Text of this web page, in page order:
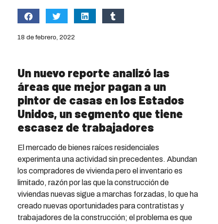
18 de febrero, 2022
Un nuevo reporte analizó las
áreas que mejor pagan a un
pintor de casas en los Estados
Unidos, un segmento que tiene
escasez de trabajadores
El mercado de bienes raíces residenciales
experimenta una actividad sin precedentes. Abundan
los compradores de vivienda pero el inventario es
limitado, razón por las que la construcción de
viviendas nuevas sigue a marchas forzadas, lo que ha
creado nuevas oportunidades para contratistas y
trabajadores de la construcción; el problema es que